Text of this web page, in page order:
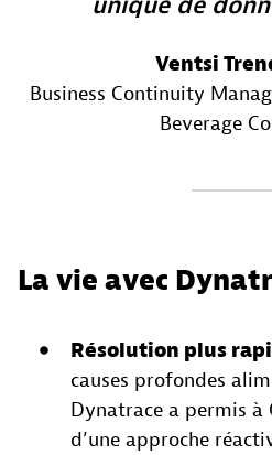
Ventsi
Business Continuity
Beverage
La vie avec
Résolution plus
causes profondes
Dynatrace a permis à
d’une approche